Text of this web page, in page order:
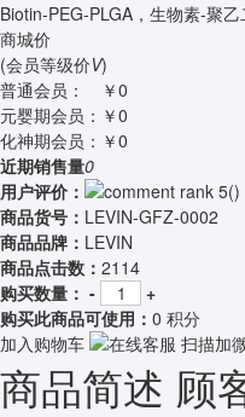
Biotin-PEG-PLGA，生物素-聚
商城价
(会员等级价V)
普通会员：
￥0
元婴期会员： ￥0
化神期会员： ￥0
近期销售量0
用户评价：
()
商品货号： LEVIN-GFZ-0002
商品品牌： LEVIN
商品点击数： 2114
购买数量： -
+
购买此商品可使用： 0 积分
加入购物车
在线客服 扫描加
商品简述 顾